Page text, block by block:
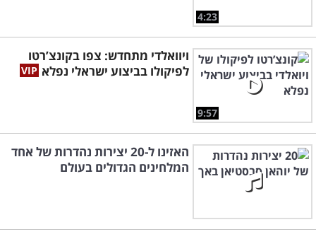
4:23
9:57
ויוואלדי מתחדש: צפו בקונצ’רטו
לפיקולו בביצוע ישראלי נפלא
האזינו ל-20 יצירות נהדרות של אחד
המלחינים הגדולים בעולם